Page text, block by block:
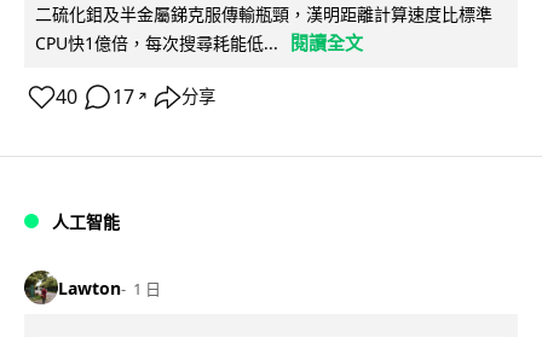
二硫化鉬及半金屬銻克服傳輸瓶頸，漢明距離計算速度比標準
CPU快1億倍，每次搜尋耗能低...
閱讀全文
40 17 ↗ 分享
人工智能
Lawton 1 日